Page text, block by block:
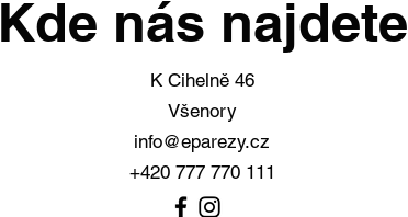
Kde nás najdete
K Cihelně 46
Všenory
info@eparezy.cz
+420 777 770 111